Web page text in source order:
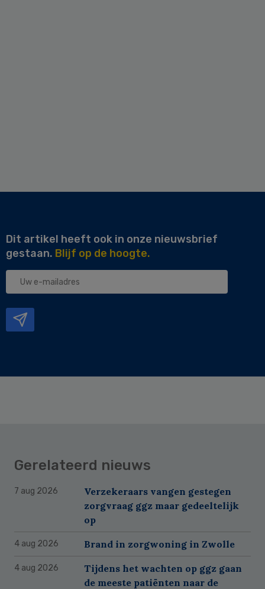
Dit artikel heeft ook in onze nieuwsbrief
gestaan. Blijf op de hoogte.
Uw
Gerelateerd nieuws
7 aug 2026
Verzekeraars vangen gestegen
zorgvraag ggz maar gedeeltelijk
op
4 aug 2026 Brand in zorgwoning in Zwolle
4 aug 2026
Tijdens het wachten op ggz gaan
de meeste patiënten naar de